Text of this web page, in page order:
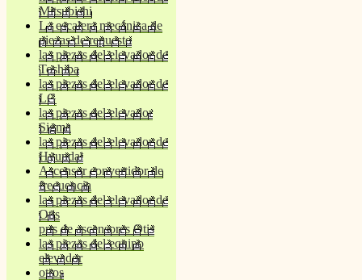
Mitsubishi
La escalera mecánica de
piezas de repuesto
las piezas del elevador de
Toshiba
las piezas del elevador de
LG
las piezas del elevador
Sigma
las piezas del elevador de
Hyundai
Ascensor convertidor de
frecuencia
las piezas del elevador de
Otis
prts de ascensores Otis
las piezas del equipo
elevador
otros